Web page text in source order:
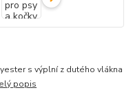
s výplní z dutého vlákna
popis